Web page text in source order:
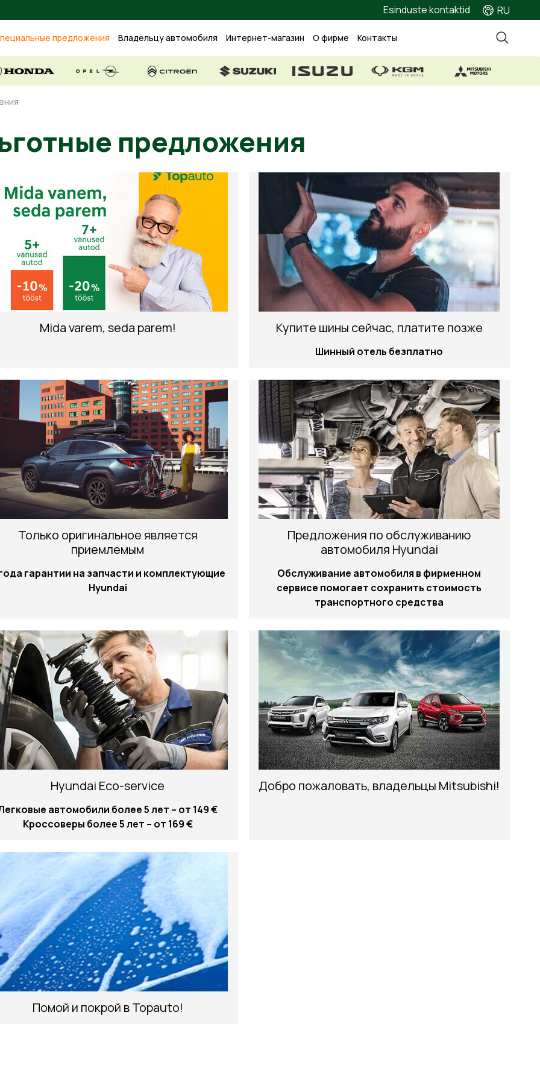
Esinduste kontaktid RU
предложения Владельцу автомобиля Интернет-магазин О фирме Контакты
Льготные предложения
Mida varem, seda parem! Купите шины сейчас, платите позже
Шинный отель безплатно
Только оригинальное является
приемлемым
гарантии на запчасти и комплектующие
Hyundai
Предложения по обслуживанию
автомобиля Hyundai
Обслуживание автомобиля в фирменном
сервисе помогает сохранить стоимость
транспортного средства
Hyundai Eco-service
автомобили более 5 лет – от 149 €
Кроссоверы более 5 лет – от 169 €
Добро пожаловать, владельцы Mitsubishi!
Помой и покрой в Topauto!